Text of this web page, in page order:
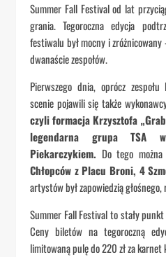
Summer Fall Festival od lat
grania. Tegoroczna edycja
festiwalu był mocny i zróżnicowany
dwanaście zespołów.
Pierwszego dnia, oprócz
scenie pojawili się także
czyli formacja Krzysztofa
legendarna grupa TSA
Piekarczykiem. Do tego
Chłopców z Placu Broni, 4
artystów był zapowiedzią
Summer Fall Festival to stały
Ceny biletów na tegoroczną
limitowaną pulę do 220 zł za